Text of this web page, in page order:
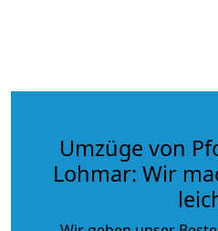
Umzüge von
Lohmar: Wir